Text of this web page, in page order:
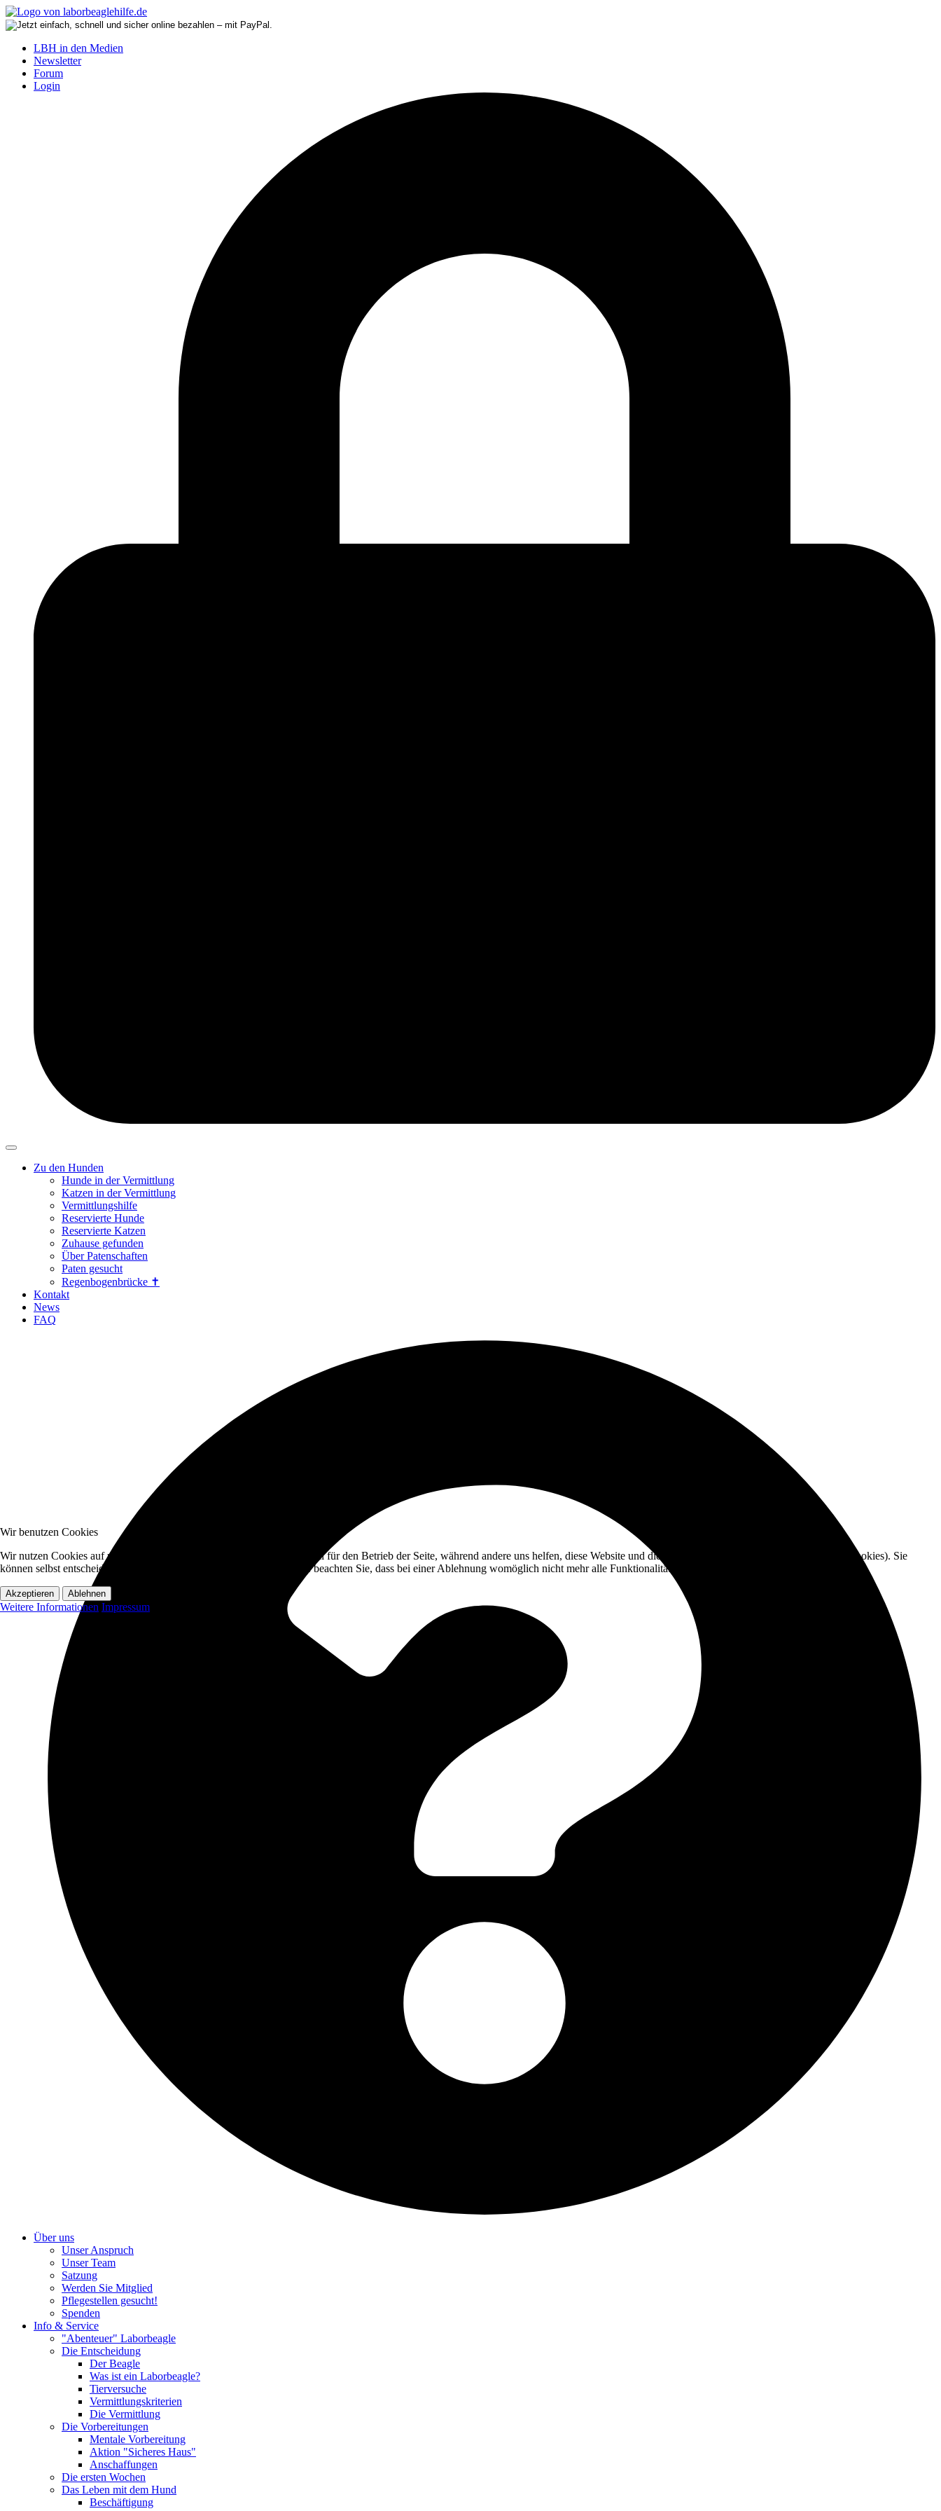
LBH in den Medien
Newsletter
Forum
Login
Zu den Hunden
Hunde in der Vermittlung
Katzen in der Vermittlung
Vermittlungshilfe
Reservierte Hunde
Reservierte Katzen
Zuhause gefunden
Über Patenschaften
Paten gesucht
Regenbogenbrücke ✝
Kontakt
News
FAQ
Über uns
Unser Anspruch
Unser Team
Satzung
Werden Sie Mitglied
Pflegestellen gesucht!
Spenden
Info & Service
"Abenteuer" Laborbeagle
Die Entscheidung
Der Beagle
Was ist ein Laborbeagle?
Tierversuche
Vermittlungskriterien
Die Vermittlung
Die Vorbereitungen
Mentale Vorbereitung
Aktion "Sicheres Haus"
Anschaffungen
Die ersten Wochen
Das Leben mit dem Hund
Beschäftigung
Wir benutzen Cookies
Wir nutzen Cookies auf unserer Website. Einige von ihnen sind essenziell für den Betrieb der Seite, während andere uns helfen, diese Website und die Nutzererfahrung zu verbessern (Tracking Cookies). Sie
können selbst entscheiden, ob Sie die Cookies zulassen möchten. Bitte beachten Sie, dass bei einer Ablehnung womöglich nicht mehr alle Funktionalitäten der Seite zur Verfügung stehen.
Akzeptieren Ablehnen
Weitere Informationen Impressum